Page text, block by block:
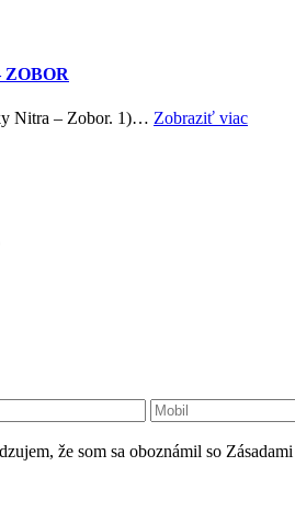
ZOBOR
Nitra – Zobor. 1)… Zobraziť viac
že som sa oboznámil so